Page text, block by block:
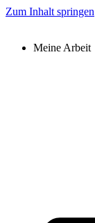
Zum Inhalt springen
Meine Arbeit